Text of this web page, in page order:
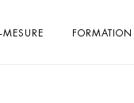
FORMATION